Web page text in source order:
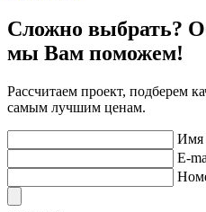
Сложно выбрать?
мы Вам поможем!
Рассчитаем проект, подберем
самым лучшим ценам.
Имя
E-